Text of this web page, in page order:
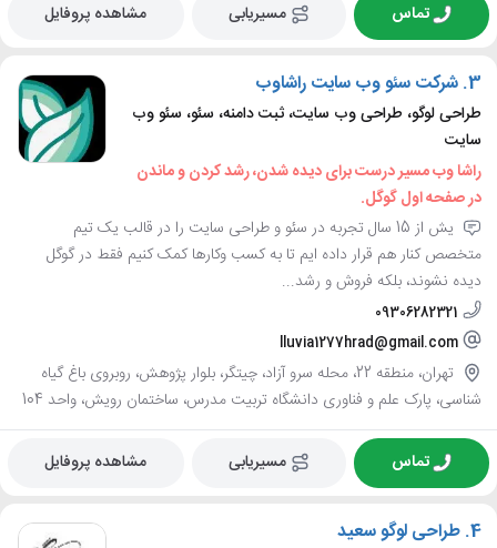
تماس مسیریابی مشاهده پروفایل
3. شرکت سئو وب سایت راشاوب
طراحی لوگو، طراحی وب سایت، ثبت دامنه، سئو، سئو وب
سایت
راشا وب مسیر درست برای دیده شدن، رشد کردن و ماندن
در صفحه اول گوگل.
یش از 15 سال تجربه در سئو و طراحی سایت را در قالب یک تیم
متخصص کنار هم قرار داده ایم تا به کسب وکارها کمک کنیم فقط در گوگل
دیده نشوند، بلکه فروش و رشد...
09306282321
lluvia1277hrad@gmail.com
تهران، منطقه 22، محله سرو آزاد، چیتگر، بلوار پژوهش، روبروی باغ گیاه
شناسی، پارک علم و فناوری دانشگاه تربیت مدرس، ساختمان رویش، واحد 104
تماس مسیریابی مشاهده پروفایل
4. طراحی لوگو سعید